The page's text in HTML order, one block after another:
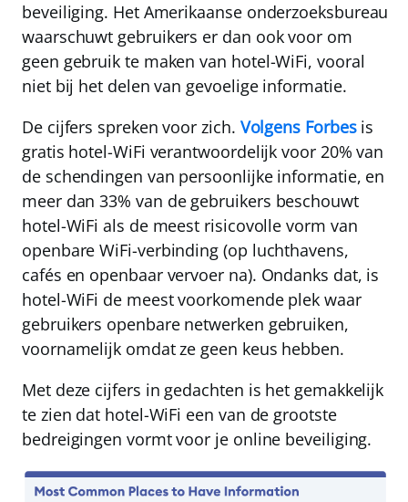
beveiliging. Het Amerikaanse onderzoeksbureau
waarschuwt gebruikers er dan ook voor om
geen gebruik te maken van hotel-WiFi, vooral
niet bij het delen van gevoelige informatie.
De cijfers spreken voor zich. Volgens Forbesis
gratis hotel-WiFi verantwoordelijk voor 20% van
de schendingen van persoonlijke informatie, en
meer dan 33% van de gebruikers beschouwt
hotel-WiFi als de meest risicovolle vorm van
openbare WiFi-verbinding (op luchthavens,
cafés en openbaar vervoer na). Ondanks dat, is
hotel-WiFi de meest voorkomende plek waar
gebruikers openbare netwerken gebruiken,
voornamelijk omdat ze geen keus hebben.
Met deze cijfers in gedachten is het gemakkelijk
te zien dat hotel-WiFi een van de grootste
bedreigingen vormt voor je online beveiliging.